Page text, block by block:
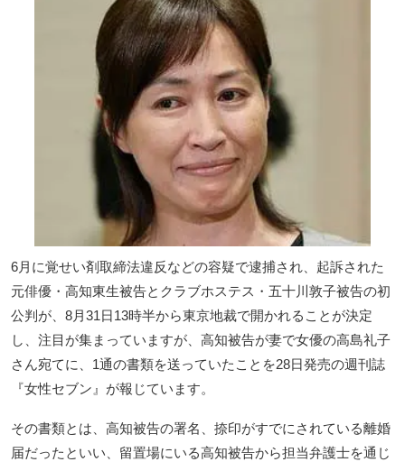
6月に覚せい剤取締法違反などの容疑で逮捕され、起訴された
元俳優・高知東生被告とクラブホステス・五十川敦子被告の初
公判が、8月31日13時半から東京地裁で開かれることが決定
し、注目が集まっていますが、高知被告が妻で女優の高島礼子
さん宛てに、1通の書類を送っていたことを28日発売の週刊誌
『女性セブン』が報じています。
その書類とは、高知被告の署名、捺印がすでにされている離婚
届だったといい、留置場にいる高知被告から担当弁護士を通じ